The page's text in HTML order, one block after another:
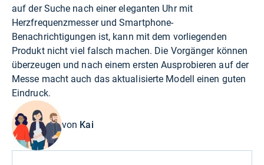
auf der Suche nach einer eleganten Uhr mit
Herzfrequenzmesser und Smartphone-
Benachrichtigungen ist, kann mit dem vorliegenden
Produkt nicht viel falsch machen. Die Vorgänger können
überzeugen und nach einem ersten Ausprobieren auf der
Messe macht auch das aktualisierte Modell einen guten
Eindruck.
von Kai